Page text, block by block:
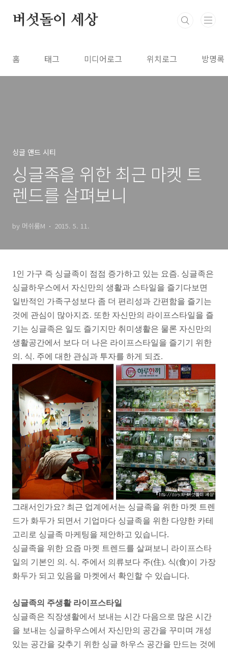
버섯돌이 세상
홈 태그 미디어로그 위치로그 방명록
싱글 앤드 시티
싱글족을 위한 최근 마켓 트
렌드를 살펴보니
by 머쉬룸M 2015. 5. 11.
1인 가구 즉 싱글족이 점점 증가하고 있는 요즘. 싱글족은
싱글하우스에서 자신만의 생활과 스타일을 즐기다보면
일반적인 가족구성보다 좀 더 편리성과 간편함을 즐기는
것에 관심이 많아지죠. 또한 자신만의 라이프스타일을 즐
기는 싱글족은 일도 즐기지만 취미생활은 물론 자신만의
생활공간에서 보다 더 나은 라이프스타일을 즐기기 위한
의. 식. 주에 대한 관심과 투자를 하게 되죠.
그래서인가요? 최근 업계에서는 싱글족을 위한 마켓 트렌
드가 화두가 되면서 기업마다 싱글족을 위한 다양한 카테
고리로 싱글족 마케팅을 제안하고 있습니다.
싱글족을 위한 요즘 마켓 트렌드를 살펴보니 라이프스타
일의 기본인 의. 식. 주에서 의류보다 주(住). 식(食)이 가장
화두가 되고 있음을 마켓에서 확인할 수 있습니다.
싱글족의 주생활 라이프스타일
싱글족은 직장생활에서 보내는 시간 다음으로 많은 시간
을 보내는 싱글하우스에서 자신만의 공간을 꾸미며 개성
있는 공간을 갖추기 위한 싱글 하우스 공간을 만드는 것에